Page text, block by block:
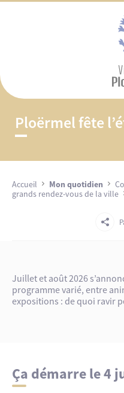
Ploërmel fête
Accueil Mon quotidien
grands rendez-vous de la ville
Juillet et août 2026
programme varié, entre
expositions : de quoi ravir
Ça démarre le 4